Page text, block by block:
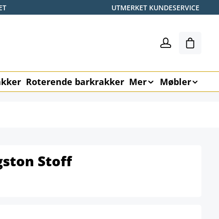
UTMERKET KUNDESERVICE
Roterende barkrakker Mer Møbler
Stoff